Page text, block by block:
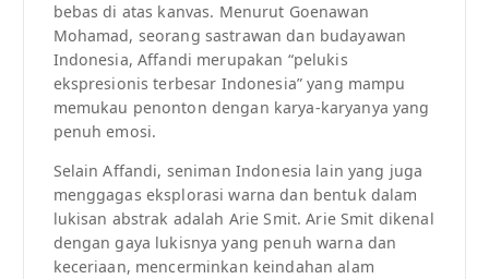
bebas di atas kanvas. Menurut Goenawan
Mohamad, seorang sastrawan dan budayawan
Indonesia, Affandi merupakan “pelukis
ekspresionis terbesar Indonesia” yang mampu
memukau penonton dengan karya-karyanya yang
penuh emosi.
Selain Affandi, seniman Indonesia lain yang juga
menggagas eksplorasi warna dan bentuk dalam
lukisan abstrak adalah Arie Smit. Arie Smit dikenal
dengan gaya lukisnya yang penuh warna dan
keceriaan, mencerminkan keindahan alam